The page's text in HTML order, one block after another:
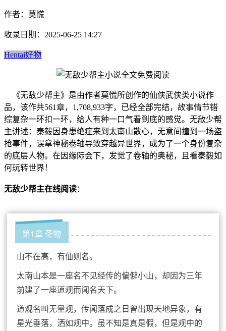
作者：莫慌
收录日期：2025-06-25 14:27
Hentai好物
《无敌少帮主》是由作者莫慌所创作的仙侠武侠类小说作
品，该作共561章，1,708,933字，已经全部完结，故事情节错
综复杂一环扣一环，给人有种一口气看到底的感觉。无敌少帮
主讲述：秦毅因身患绝症来到太南山散心，无意间撞到一场盗
抢事件，误拿神秘卷轴导致穿越异世界，成为了一个身份复杂
的底层人物。在因缘际会下，发觉了卷轴的奥秘，且看秦毅如
何玩转世界！
无敌少帮主在线阅读：
第1章 圣物
山不在高，有仙则名。
太南山本是一座名不见经传的偏僻小山，却因为三年
前建了一座道观而闻名天下。
道观名叫无量观，传闻落成之日曾出现天地异象，有
星光垂落，洒如观中。虽不知是真是假，但是观中的